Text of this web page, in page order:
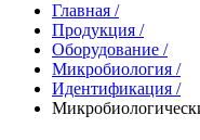
Главная /
Продукция /
Оборудование /
Микробиология /
Идентификация /